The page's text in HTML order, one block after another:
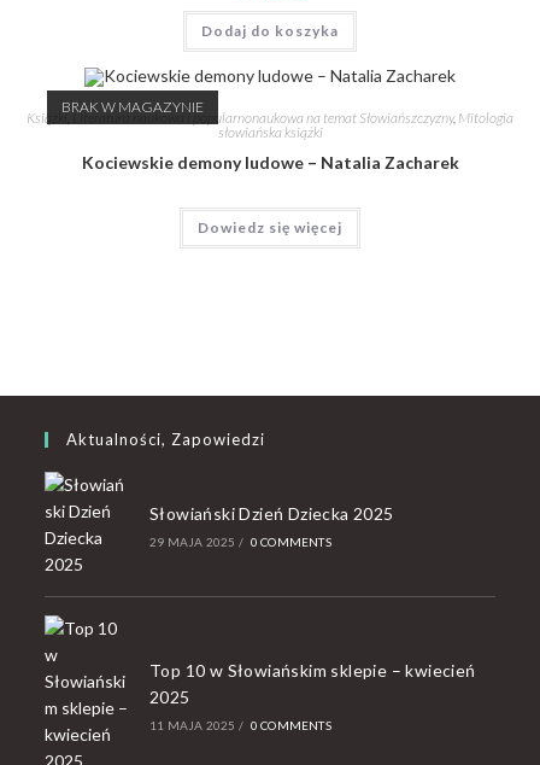
Dodaj do koszyka
BRAK W MAGAZYNIE
Książki, Literatura naukowa i popularnonaukowa na temat Słowiańszczyzny, Mitologia
słowiańska książki
Kociewskie demony ludowe – Natalia Zacharek
Dowiedz się więcej
Aktualności, Zapowiedzi
Słowiański Dzień Dziecka 2025
29 MAJA 2025 / 0 COMMENTS
Top 10 w Słowiańskim sklepie – kwiecień
2025
11 MAJA 2025 / 0 COMMENTS